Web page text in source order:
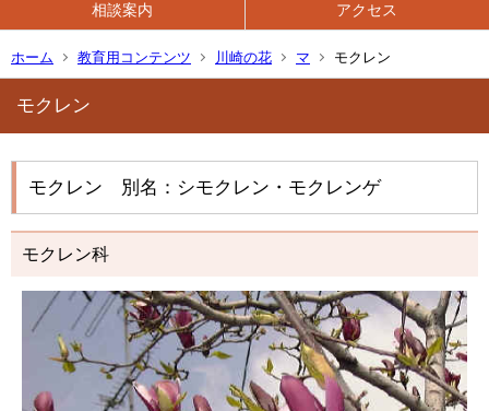
相談案内 アクセス
ホーム 教育用コンテンツ 川崎の花 マ モクレン
モクレン
モクレン 別名：シモクレン・モクレンゲ
モクレン科